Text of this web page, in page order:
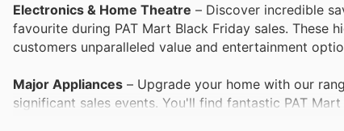
Electronics & Home Theatre – Discover incredible
favourite during PAT Mart Black Friday sales. These
customers unparalleled value and entertainment
Major Appliances – Upgrade your home with our
significant sales events. You'll find fantastic PAT